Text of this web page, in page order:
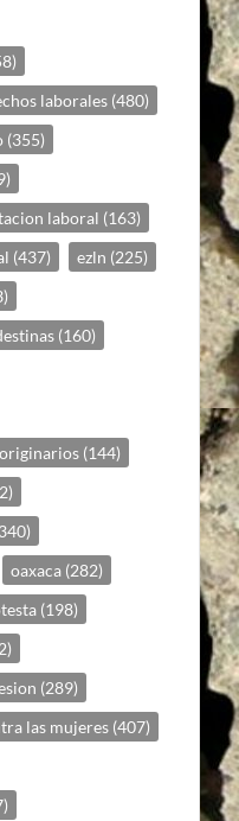
laborales (480)
(355)
laboral (163)
(437) ezln (225)
(160)
(144)
oaxaca (282)
(198)
(289)
las mujeres (407)